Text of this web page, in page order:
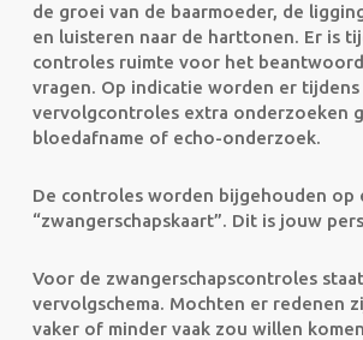
de groei van de baarmoeder, de
en luisteren naar de harttonen. Er is
controles ruimte voor het
vragen. Op indicatie worden er tijdens
vervolgcontroles extra onderzoeken
bloedafname of echo-onderzoek.
De controles worden bijgehouden op
“zwangerschapskaart”. Dit is jouw
Voor de zwangerschapscontroles
vervolgschema. Mochten er redenen
vaker of minder vaak zou willen